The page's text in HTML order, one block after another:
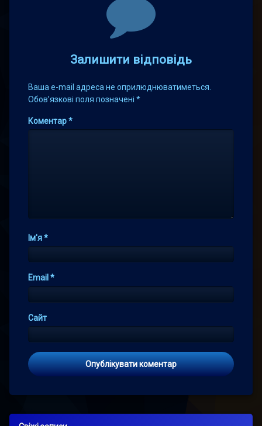
Залишити відповідь
Ваша e-mail адреса не оприлюднюватиметься.
Обов’язкові поля позначені *
Коментар*
Ім'я*
Email *
Сайт